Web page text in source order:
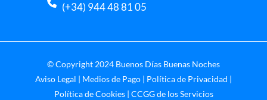
(+34) 944 48 81 05
© Copyright 2024 Buenos Días Buenas Noches
Aviso Legal | Medios de Pago | Política de Privacidad |
Política de Cookies| CCGG de los Servicios